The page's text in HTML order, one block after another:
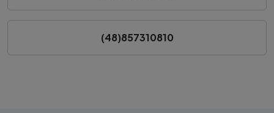
(48)857310810